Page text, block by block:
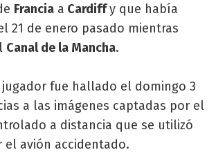
Francia a Cardiffy que había
21 de enero pasado mientras
Canal de la Mancha.
jugador fue hallado el domingo 3
a las imágenes captadas por el
a distancia que se utilizó
el avión accidentado.